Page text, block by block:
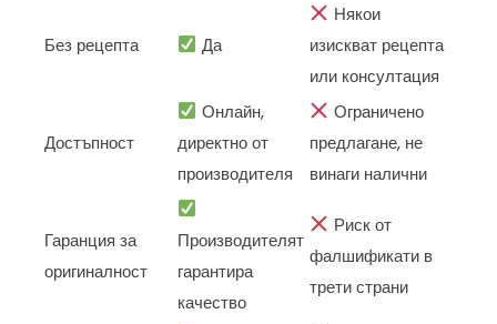
Без рецепта Да
Някои
изискват рецепта
или консултация
Достъпност
Онлайн,
директно от
производителя
Ограничено
предлагане, не
винаги налични
Гаранция за
оригиналност
Производителят
гарантира
качество
Риск от
фалшификати в
трети страни